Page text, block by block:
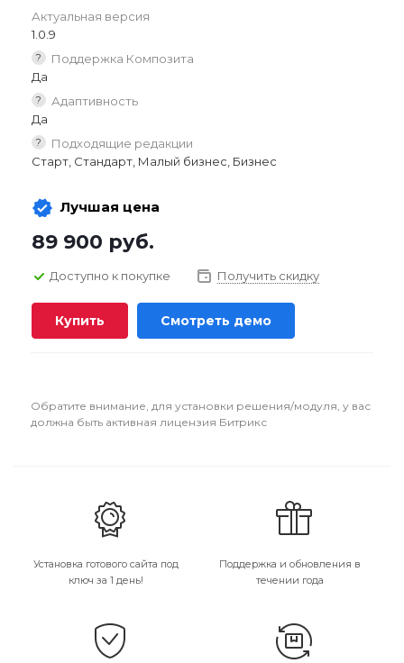
Актуальная версия
1.0.9
?
Поддержка Композита
Да
?
Адаптивность
Да
?
Подходящие редакции
Старт, Стандарт, Малый бизнес, Бизнес
Лучшая цена
89 900 руб.
Доступно к покупке Получить скидку
Купить Смотреть демо
Обратите внимание, для установки решения/модуля, у вас
должна быть активная лицензия Битрикс
Установка готового сайта под
ключ за 1 день!
Поддержка и обновления в
течении года